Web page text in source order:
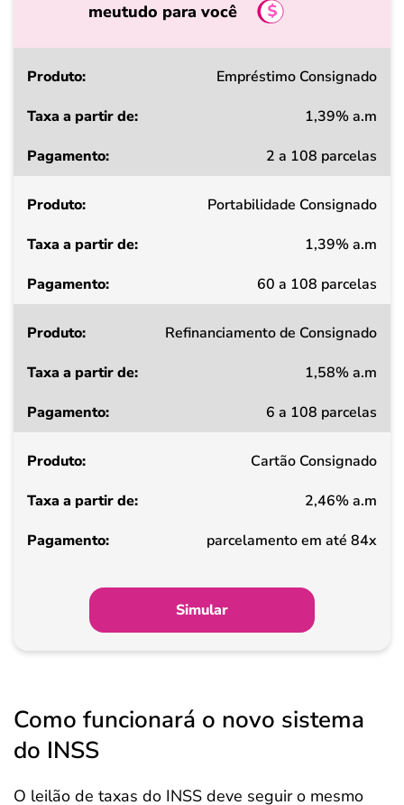
meutudo para você
Produto
a
de
Pagamento
Empréstimo Consignado
1,39% a.m
2 a 108 parcelas
Portabilidade Consignado
1,39% a.m
60 a 108 parcelas
Refinanciamento de Consignado
1,58% a.m
6 a 108 parcelas
Cartão Consignado
2,46% a.m
parcelamento em até 84x
Simular
Como funcionará o novo sistema
do INSS
O leilão de taxas do INSS deve seguir o mesmo